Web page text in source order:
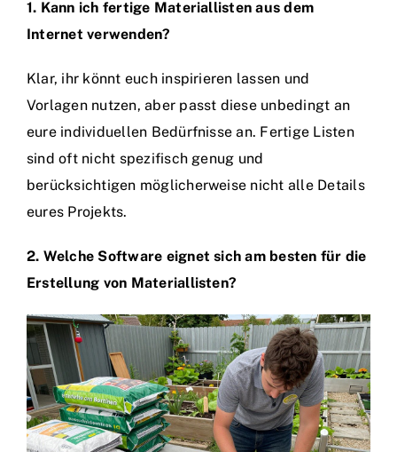
1. Kann ich fertige Materiallisten aus dem
Internet verwenden?
Klar, ihr könnt euch inspirieren lassen und
Vorlagen nutzen, aber passt diese unbedingt an
eure individuellen Bedürfnisse an. Fertige Listen
sind oft nicht spezifisch genug und
berücksichtigen möglicherweise nicht alle Details
eures Projekts.
2. Welche Software eignet sich am besten für die
Erstellung von Materiallisten?